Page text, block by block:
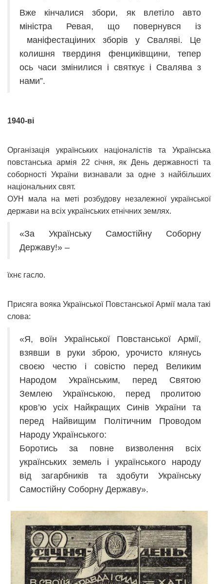
Вже кінчалися збори, як влетіло авто
міністра Ревая, що повернувся із
маніфестаціиних зборів у Сваляві. Це
колишня твердиня фенциківщини, тепер
ось часи змінилися і святкує і Свалява з
нами”.
1940-ві
Організація українських націоналістів та Українська
повстанська армія 22 січня, як День державності та
соборності України визнавали за одне з найбільших
національних свят.
ОУН мала на меті розбудову незалежної української
держави на всіх українських етнічних землях.
«За Українську Самостійну Соборну
Державу!» –
їхнє гасло.
Присяга вояка Української Повстанської Армії мала такі
слова:
«Я, воїн Української Повстанської Армії,
взявши в руки зброю, урочисто клянусь
своєю честю і совістю перед Великим
Народом Українським, перед Святою
Землею Українською, перед пролитою
кров’ю ycix Найкращих Синів України та
перед Найвищим Політичним Проводом
Народу Українського:
Боротись за повне визволення всіх
українських земель і українського народу
від загарбників та здобути Українську
Самостійну Соборну Державу».